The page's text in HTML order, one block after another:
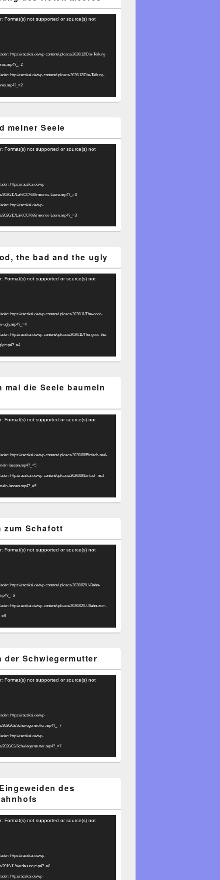
Format(s) not supported or source(s) not
https://racskai.de/wp-content/uploads/2020/12/Die-Teilung-
http://racskai.de/wp-content/uploads/2020/12/Die-Teilung-
meiner Seele
Format(s) not supported or source(s) not
https://racskai.de/wp-
2020/11/La%CC%88rmende-Leere.mp4?_=3
http://racskai.de/wp-
2020/11/La%CC%88rmende-Leere.mp4?_=3
the bad and the ugly
Format(s) not supported or source(s) not
https://racskai.de/wp-content/uploads/2020/11/The-good-
ugly.mp4?_=4
http://racskai.de/wp-content/uploads/2020/11/The-good-the-
mal die Seele baumeln
Format(s) not supported or source(s) not
https://racskai.de/wp-content/uploads/2020/08/Einfach-mal-
lassen.mp4?_=5
http://racskai.de/wp-content/uploads/2020/08/Einfach-mal-
lassen.mp4?_=5
zum Schafott
Format(s) not supported or source(s) not
https://racskai.de/wp-content/uploads/2020/02/U-Bahn-
http://racskai.de/wp-content/uploads/2020/02/U-Bahn-zum-
der Schwiegermutter
Format(s) not supported or source(s) not
https://racskai.de/wp-
2020/02/Schwiegermutter.mp4?_=7
http://racskai.de/wp-
2020/02/Schwiegermutter.mp4?_=7
des
Format(s) not supported or source(s) not
https://racskai.de/wp-
2019/11/Verdauung.mp4?_=8
http://racskai.de/wp-